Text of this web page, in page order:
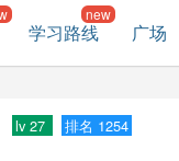
学习路线 广场
lv 27 排名 1254